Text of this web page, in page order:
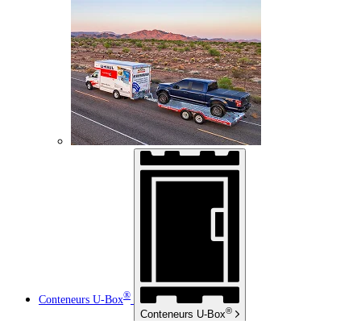
Conteneurs U-Box®
Conteneurs U-Box®